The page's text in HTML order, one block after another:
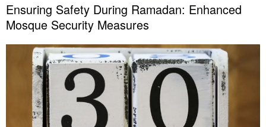
Ensuring Safety During Ramadan: Enhanced
Mosque Security Measures